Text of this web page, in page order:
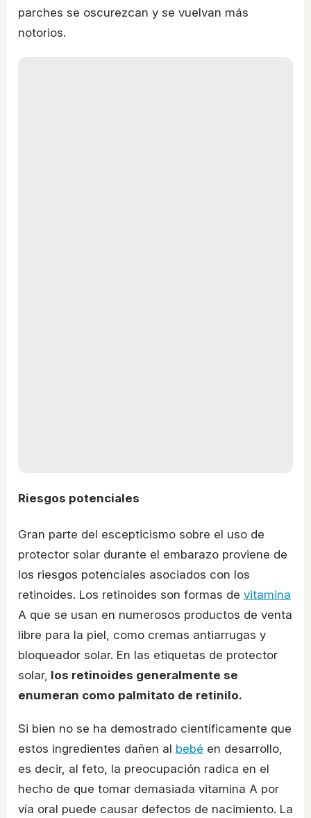
parches se oscurezcan y se vuelvan más
notorios.
Riesgos potenciales
Gran parte del escepticismo sobre el uso de
protector solar durante el embarazo proviene de
los riesgos potenciales asociados con los
retinoides. Los retinoides son formas de vitamina
A que se usan en numerosos productos de venta
libre para la piel, como cremas antiarrugas y
bloqueador solar. En las etiquetas de protector
solar, los retinoides generalmente se
enumeran como palmitato de retinilo.
Si bien no se ha demostrado científicamente que
estos ingredientes dañen al bebé en desarrollo,
es decir, al feto, la preocupación radica en el
hecho de que tomar demasiada vitamina A por
vía oral puede causar defectos de nacimiento. La